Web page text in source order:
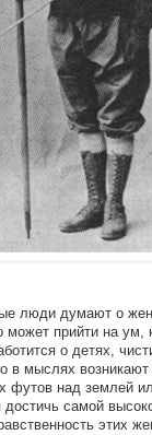
люди думают о
может прийти на ум,
о детях,
в мыслях
футов над землей
самой
этих